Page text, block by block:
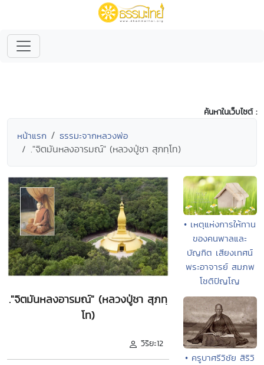
ค้นหาในเว็บไซต์ :
หน้าแรก ธรรมะจากหลวงพ่อ
."จิตมันหลงอารมณ์" (หลวงปู่ชา สุภทฺโท)
."จิตมันหลงอารมณ์" (หลวงปู่ชา สุภทฺ
โท)
วิริยะ12
• เหตุแห่งการให้ทาน
ของคนพาลและ
บัญฑิต เสียงเทศน์
พระอาจารย์ สมภพ
โชติปัญโญ
• ครูบาศรีวิชัย สิริวิ